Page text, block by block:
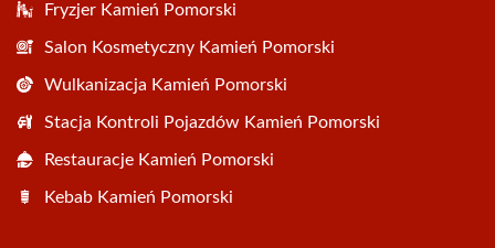
Fryzjer Kamień Pomorski
Salon Kosmetyczny Kamień Pomorski
Wulkanizacja Kamień Pomorski
Stacja Kontroli Pojazdów Kamień Pomorski
Restauracje Kamień Pomorski
Kebab Kamień Pomorski